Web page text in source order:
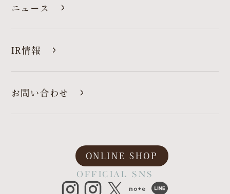
ニュース
IR情報
お問い合わせ
OFFICIAL SNS
ONLINE SHOP